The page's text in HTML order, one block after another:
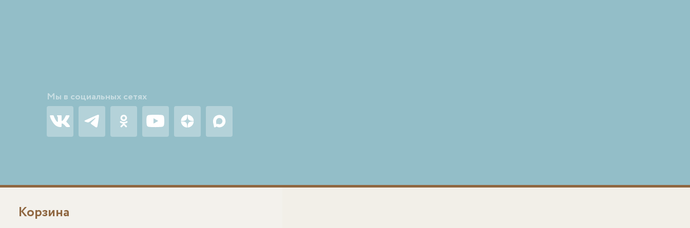
Мы в социальных сетях
Корзина